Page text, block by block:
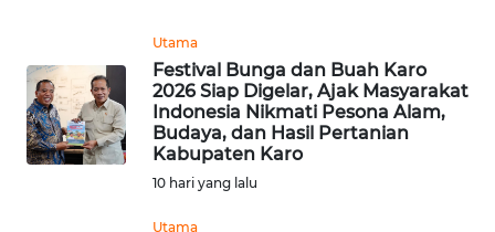
Utama
Festival Bunga dan Buah Karo
2026 Siap Digelar, Ajak Masyarakat
Indonesia Nikmati Pesona Alam,
Budaya, dan Hasil Pertanian
Kabupaten Karo
10 hari yang lalu
Utama
WN
TEBING
TINGGI